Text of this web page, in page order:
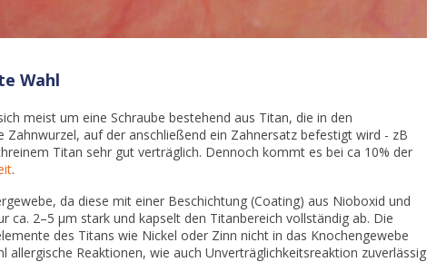
Wahl
meist um eine Schraube bestehend aus Titan, die in den
auf der anschließend ein Zahnersatz befestigt wird - zB
Titan sehr gut verträglich. Dennoch kommt es bei ca 10% der
.
da diese mit einer Beschichtung (Coating) aus Nioboxid und
2–5 μm stark und kapselt den Titanbereich vollständig ab. Die
des Titans wie Nickel oder Zinn nicht in das Knochengewebe
Reaktionen, wie auch Unverträglichkeitsreaktion zuverlässig